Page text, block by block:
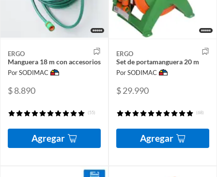
ERGO
Manguera 18 m con accesorios
Por SODIMAC
$ 8.890
(55)
Agregar
ERGO
Set de portamanguera 20 m
Por SODIMAC
$ 29.990
(68)
Agregar